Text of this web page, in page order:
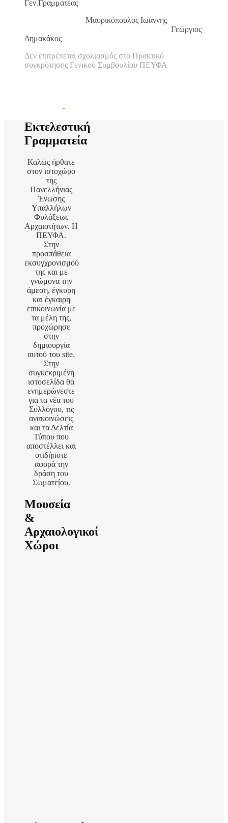
Γεν.Γραμματέας
Μαυρικόπουλος Ιωάννης
Γεώργιος
Δημακάκος
Δεν επιτρέπεται σχολιασμός στο Πρακτικό
συγκρότησης Γενικού Συμβουλίου ΠΕΥΦΑ
Εκτελεστική
Γραμματεία
Καλώς ήρθατε
στον ιστοχώρο
της
Πανελλήνιας
Ένωσης
Υπαλλήλων
Φυλάξεως
Αρχαιοτήτων. Η
ΠΕΥΦΑ.
Στην
προσπάθεια
εκσυγχρονισμού
της και με
γνώμονα την
άμεση, έγκυρη
και έγκαιρη
επικοινωνία με
τα μέλη της,
προχώρησε
στην
δημιουργία
αυτού του site.
Στην
συγκεκριμένη
ιστοσελίδα θα
ενημερώνεστε
για τα νέα του
Συλλόγου, τις
ανακοινώσεις
και τα Δελτία
Τύπου που
αποστέλλει και
οτιδήποτε
αφορά την
δράση του
Σωματείου.
Μουσεία
&
Αρχαιολογικοί
Χώροι